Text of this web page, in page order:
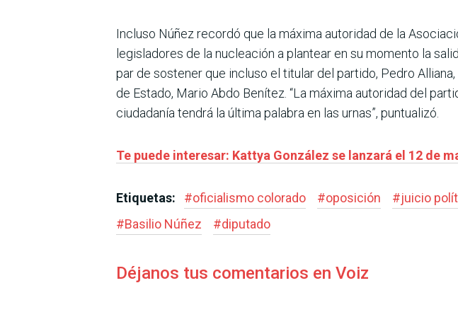
Incluso Núñez recordó que la máxima autoridad de la
legisladores de la nucleación a plantear en su momento la
par de sostener que incluso el titular del partido, Pedro
de Estado, Mario Abdo Benítez. “La máxima autoridad del
ciudadanía tendrá la última palabra en las urnas”, puntualizó.
Te puede interesar: Kattya González se lanzará el 12 de
Etiquetas: #oficialismo colorado #oposición #juicio
#Basilio Núñez #diputado
Déjanos tus comentarios en Voiz